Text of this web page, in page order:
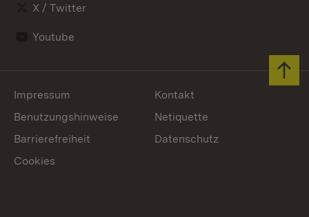
X / Twitter
Youtube
Impressum
Kontakt
Benutzungshinweise
Netiquette
Barrierefreiheit
Datenschutz
Cookies